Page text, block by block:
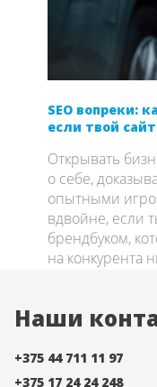
SEO вопреки:
если твой
Открывать
о себе,
опытными
вдвойне, если
брендбуком,
на конкурента
Наши
+375 44 711 11 97
+375 17 24 24 248